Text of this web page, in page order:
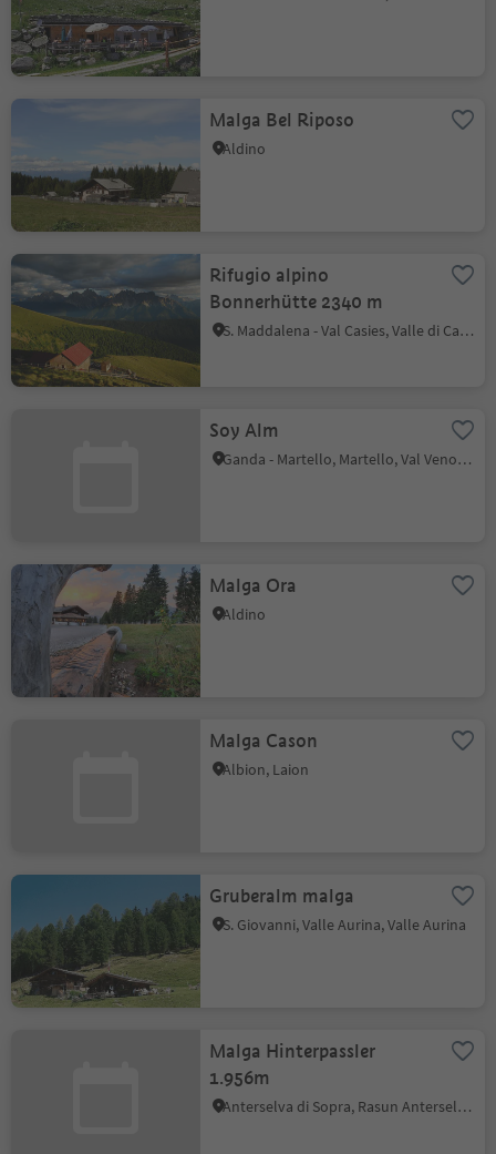
Malga Bel Riposo
Aldino
Rifugio alpino
Bonnerhütte 2340 m
S. Maddalena - Val Casies, Valle di Casies
Soy Alm
Ganda - Martello, Martello, Val Venosta
Malga Ora
Aldino
Malga Cason
Albion, Laion
Gruberalm malga
S. Giovanni, Valle Aurina, Valle Aurina
Malga Hinterpassler
1.956m
Anterselva di Sopra, Rasun Anterselva, Regione dolomitica Plan de Corones